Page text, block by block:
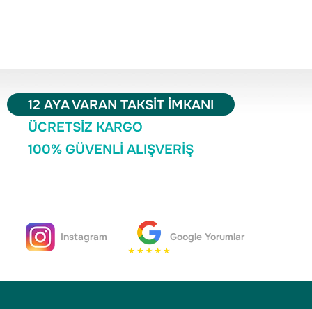
12 AYA VARAN TAKSİT İMKANI
ÜCRETSİZ KARGO
100% GÜVENLİ ALIŞVERİŞ
Instagram Google Yorumlar